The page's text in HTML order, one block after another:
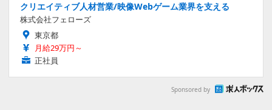
クリエイティブ人材営業/映像Webゲーム業界を支える
株式会社フェローズ
東京都
月給29万円～
正社員
Sponsored by